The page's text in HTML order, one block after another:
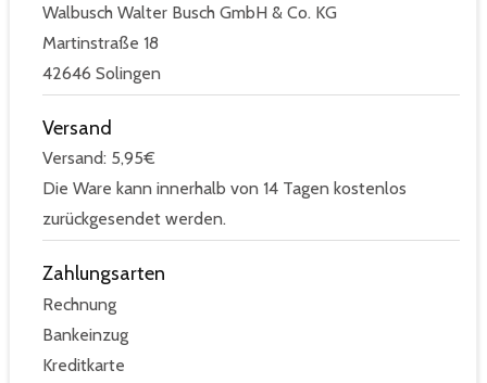
Walbusch Walter Busch GmbH & Co. KG
Martinstraße 18
42646 Solingen
Versand
Versand: 5,95€
Die Ware kann innerhalb von 14 Tagen kostenlos
zurückgesendet werden.
Zahlungsarten
Rechnung
Bankeinzug
Kreditkarte